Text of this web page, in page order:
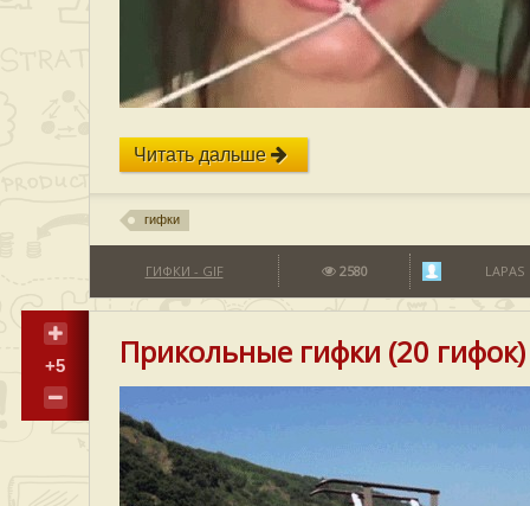
Читать дальше
гифки
ГИФКИ - GIF 2580 LAPAS
+5 Прикольные гифки (20